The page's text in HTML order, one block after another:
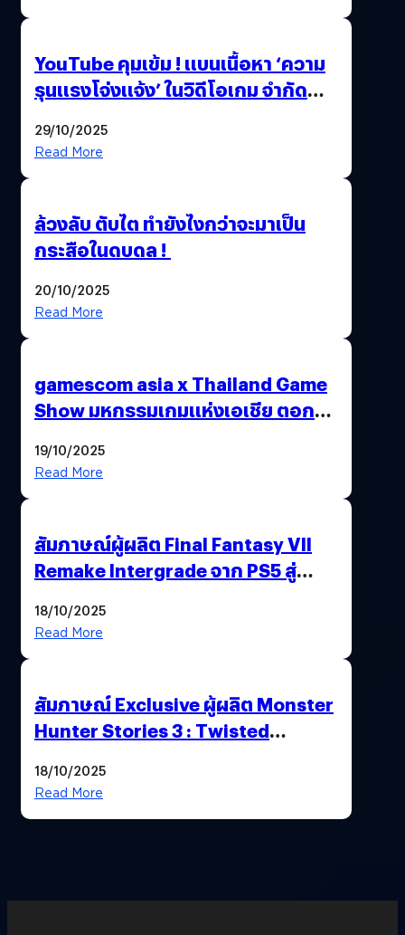
YouTube คุมเข้ม ! แบนเนื้อหา ‘ความ
รุนแรงโจ่งแจ้ง’ ในวิดีโอเกม จำกัด
29/10/2025
Read More
ล้วงลับ ตับไต ทำยังไงกว่าจะมาเป็น
กระสือในดบดล !
20/10/2025
Read More
gamescom asia x Thailand Game
Show มหกรรมเกมแห่งเอเชีย ตอกย้ำ
พาณิชย์ร่วมชูความสำเร็จ
19/10/2025
Read More
สัมภาษณ์ผู้ผลิต Final Fantasy VII
Remake Intergrade จาก PS5 สู่
18/10/2025
Read More
สัมภาษณ์ Exclusive ผู้ผลิต Monster
Hunter Stories 3 : Twisted
สวยฉ่ำ !
18/10/2025
Read More